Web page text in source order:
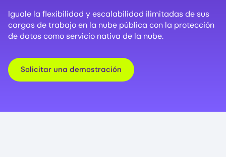
Iguale la flexibilidad y escalabilidad ilimitadas de sus
cargas de trabajo en la nube pública con la protección
de datos como servicio nativa de la nube.
Solicitar una demostración